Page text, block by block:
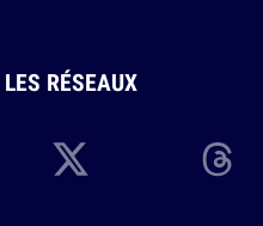
LES RÉSEAUX